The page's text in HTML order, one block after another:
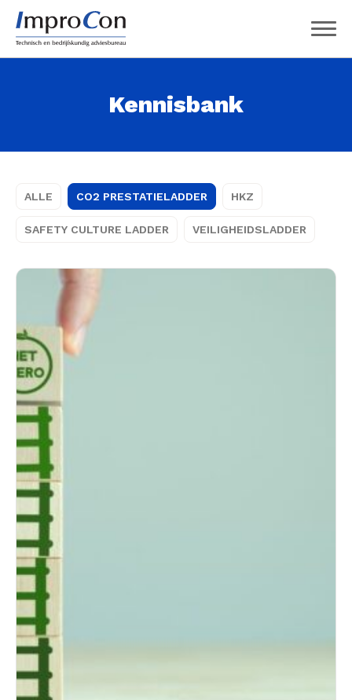
Kennisbank
ALLE CO2 PRESTATIELADDER HKZ
SAFETY CULTURE LADDER VEILIGHEIDSLADDER